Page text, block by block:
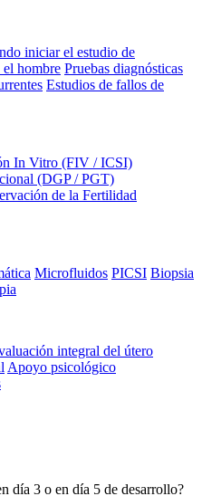
iniciar el estudio de
el hombre Pruebas diagnósticas
Estudios de fallos de
In Vitro (FIV / ICSI)
(DGP / PGT)
de la Fertilidad
Microfluidos PICSI Biopsia
integral del útero
Apoyo psicológico